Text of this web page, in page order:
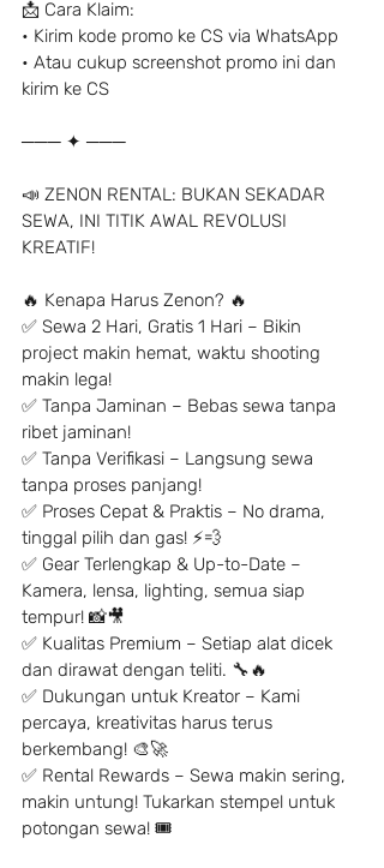
📩 Cara Klaim:
• Kirim kode promo ke CS via WhatsApp
• Atau cukup screenshot promo ini dan
kirim ke CS
─── ✦ ───
📣 ZENON RENTAL: BUKAN SEKADAR
SEWA, INI TITIK AWAL REVOLUSI
KREATIF!
🔥 Kenapa Harus Zenon? 🔥
✅ Sewa 2 Hari, Gratis 1 Hari – Bikin
project makin hemat, waktu shooting
makin lega!
✅ Tanpa Jaminan – Bebas sewa tanpa
ribet jaminan!
✅ Tanpa Verifikasi – Langsung sewa
tanpa proses panjang!
✅ Proses Cepat & Praktis – No drama,
tinggal pilih dan gas! ⚡️💨
✅ Gear Terlengkap & Up-to-Date –
Kamera, lensa, lighting, semua siap
tempur! 📸🎥
✅ Kualitas Premium – Setiap alat dicek
dan dirawat dengan teliti. 🔧🔥
✅ Dukungan untuk Kreator – Kami
percaya, kreativitas harus terus
berkembang! 🎨🚀
✅ Rental Rewards – Sewa makin sering,
makin untung! Tukarkan stempel untuk
potongan sewa! 🎟